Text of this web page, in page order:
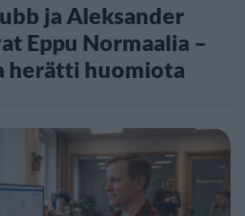
ja Aleksander
Eppu Normaalia –
herätti huomiota